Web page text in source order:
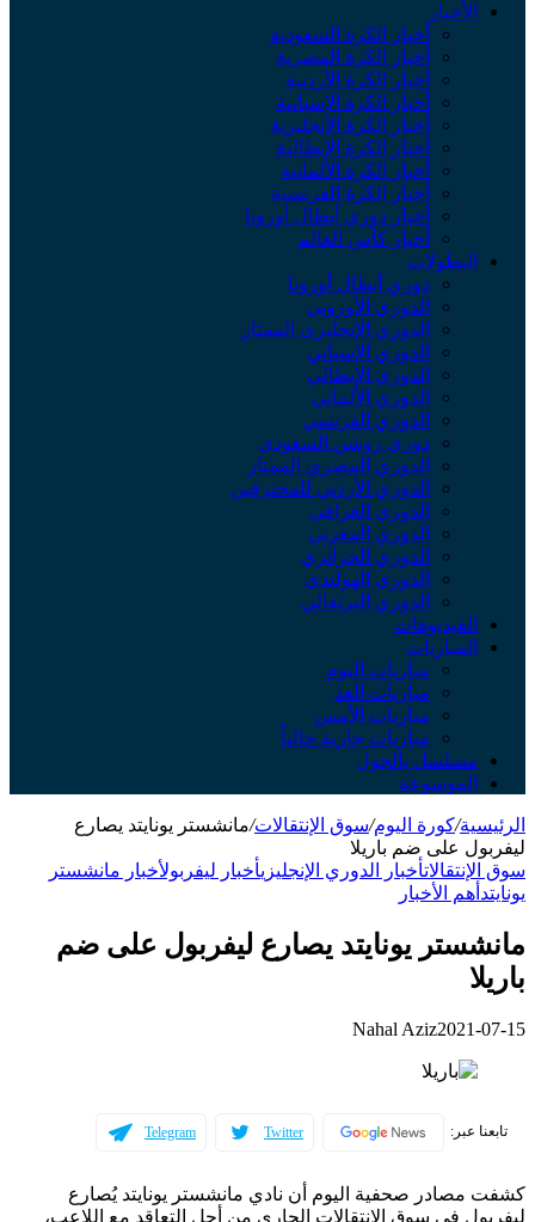
الأخبار
أخبار الكرة السعودية
أخبار الكرة المصرية
أخبار الكرة الأردنية
أخبار الكرة الإسبانية
أخبار الكرة الإنجليزية
أخبار الكرة الإيطالية
أخبار الكرة الألمانية
أخبار الكرة الفرنسية
أخبار دوري أبطال أوروبا
أخبار كأس العالم
البطولات
دوري أبطال أوروبا
الدوري الأوروبي
الدوري الإنجليزي الممتاز
الدوري الإسباني
الدوري الإيطالي
الدوري الألماني
الدوري الفرنسي
دوري روشن السعودي
الدوري المصري الممتاز
الدوري الأردني للمحترفين
الدوري العراقي
الدوري المغربي
الدوري الجزائري
الدوري الهولندي
الدوري البرتغالي
الفيديوهات
المباريات
مباريات اليوم
مباريات الغد
مباريات الأمس
مباريات جارية حالياً
مسلسل بالجول
الموسوعة
الرئيسية/كورة اليوم/سوق الإنتقالات/مانشستر يونايتد يصارع
ليفربول على ضم باريلا
سوق الإنتقالاتأخبار الدوري الإنجليزيأخبار ليفربولأخبار مانشستر
يونايتد أهم الأخبار
مانشستر يونايتد يصارع ليفربول على ضم
باريلا
Nahal Aziz2021-07-15
تابعنا عبر: Twitter
Telegram
كشفت مصادر صحفية اليوم أن نادي مانشستر يونايتد يُصارع
ليفربول في سوق الانتقالات الجاري من أجل التعاقد مع اللاعب،